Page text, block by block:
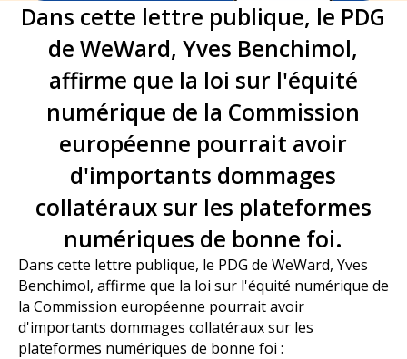
Dans cette lettre publique, le PDG
de WeWard, Yves Benchimol,
affirme que la loi sur l'équité
numérique de la Commission
européenne pourrait avoir
d'importants dommages
collatéraux sur les plateformes
numériques de bonne foi.
Dans cette lettre publique, le PDG de WeWard, Yves
Benchimol, affirme que la loi sur l'équité numérique de
la Commission européenne pourrait avoir
d'importants dommages collatéraux sur les
plateformes numériques de bonne foi :